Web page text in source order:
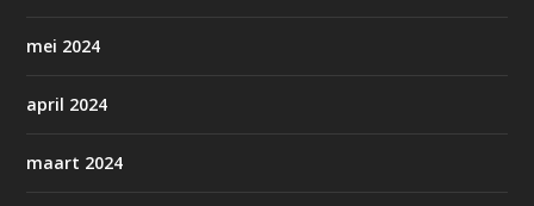
mei 2024
april 2024
maart 2024